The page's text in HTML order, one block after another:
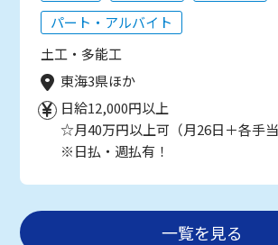
パート・アルバイト
土工・多能工
東海3県ほか
日給12,000円以上
☆月40万円以上可（月26日＋各手当
※日払・週払有！
一覧を見る